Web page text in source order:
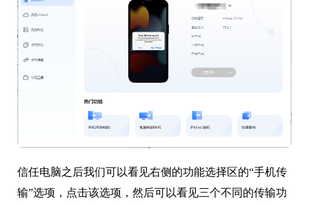
信任电脑之后我们可以看见右侧的功能选择区的“手机传
输”选项，点击该选项，然后可以看见三个不同的传输功